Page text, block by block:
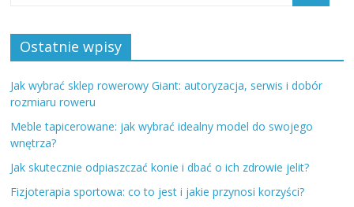
Ostatnie wpisy
Jak wybrać sklep rowerowy Giant: autoryzacja, serwis i dobór
rozmiaru roweru
Meble tapicerowane: jak wybrać idealny model do swojego
wnętrza?
Jak skutecznie odpiaszczać konie i dbać o ich zdrowie jelit?
Fizjoterapia sportowa: co to jest i jakie przynosi korzyści?